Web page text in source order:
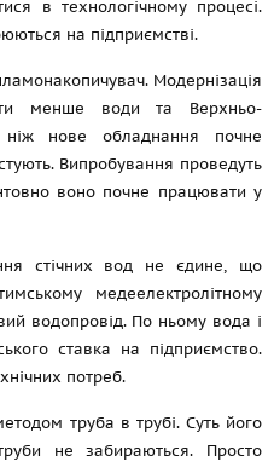
в технологічному процесі.
на підприємстві.
Модернізація
менше води та Верхньо-
нове обладнання почне
Випробування проведуть
воно почне працювати у
стічних вод не єдине, що
медеелектролітному
водопровід. По ньому вода і
ставка на підприємство.
потреб.
труба в трубі. Суть його
не забираються. Просто